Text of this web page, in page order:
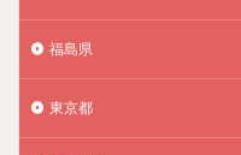
福島県
東京都